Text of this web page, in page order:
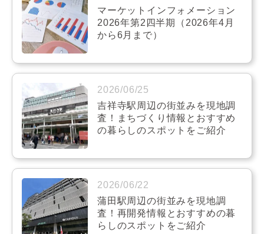
マーケットインフォメーション
2026年第2四半期（2026年4月
から6月まで）
2026/06/25
吉祥寺駅周辺の街並みを現地調
査！まちづくり情報とおすすめ
の暮らしのスポットをご紹介
2026/06/22
蒲田駅周辺の街並みを現地調
査！再開発情報とおすすめの暮
らしのスポットをご紹介